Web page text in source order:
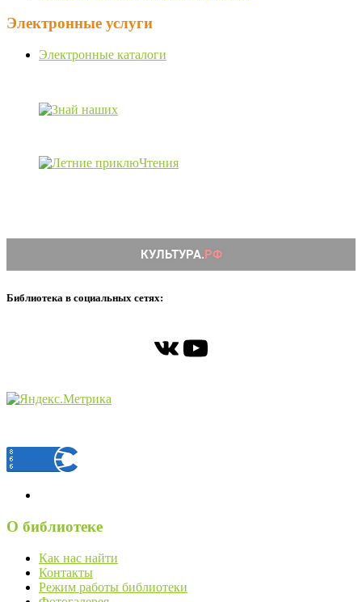
Электронные услуги
Электронные каталоги
Библиотека в социальных сетях:
ВКонтакте
YouTube
О библиотеке
Как нас найти
Контакты
Режим работы библиотеки